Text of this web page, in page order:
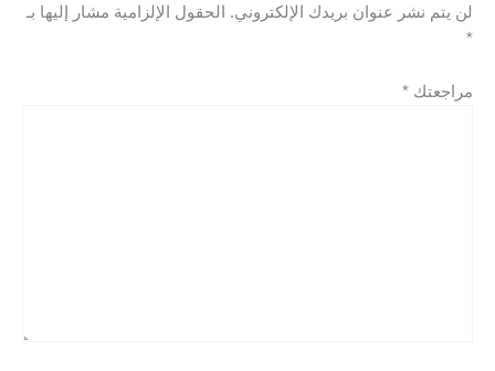
لن يتم نشر عنوان بريدك الإلكتروني.
الحقول الإلزامية مشار إليها بـ
*
مراجعتك *